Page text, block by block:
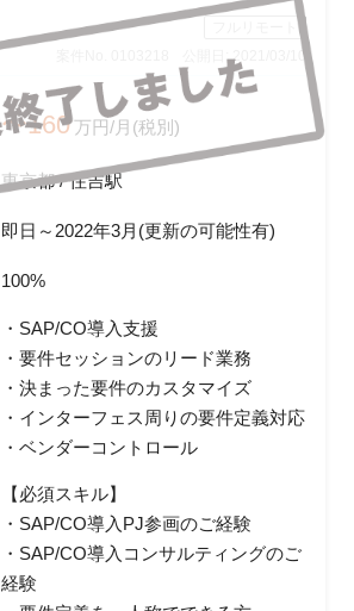
公開日: 2021/03/10
〜160万円/月(税別)
東京都 / 住吉駅
即日～2022年3月(更新の可能性有)
100%
・SAP/CO導入支援
・要件セッションのリード業務
・決まった要件のカスタマイズ
・インターフェス周りの要件定義対応
・ベンダーコントロール
【必須スキル】
・SAP/CO導入PJ参画のご経験
・SAP/CO導入コンサルティングのご
経験